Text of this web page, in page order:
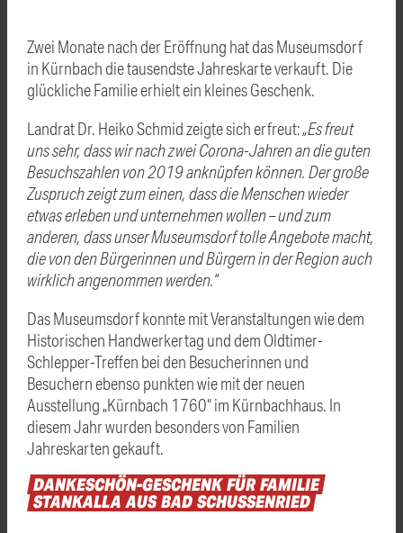
Zwei Monate nach der Eröffnung hat das Museumsdorf
in Kürnbach die tausendste Jahreskarte verkauft. Die
glückliche Familie erhielt ein kleines Geschenk.
Landrat Dr. Heiko Schmid zeigte sich erfreut:„Es freut
uns sehr, dass wir nach zwei Corona-Jahren an die guten
Besuchszahlen von 2019 anknüpfen können. Der große
Zuspruch zeigt zum einen, dass die Menschen wieder
etwas erleben und unternehmen wollen – und zum
anderen, dass unser Museumsdorf tolle Angebote macht,
die von den Bürgerinnen und Bürgern in der Region auch
wirklich angenommen werden.“
Das Museumsdorf konnte mit Veranstaltungen wie dem
Historischen Handwerkertag und dem Oldtimer-
Schlepper-Treffen bei den Besucherinnen und
Besuchern ebenso punkten wie mit der neuen
Ausstellung „Kürnbach 1760“ im Kürnbachhaus. In
diesem Jahr wurden besonders von Familien
Jahreskarten gekauft.
DANKESCHÖN-GESCHENKFÜRFAMILIE
STANKALLA AUSBAD SCHUSSENRIED